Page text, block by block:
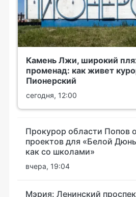
Камень Лжи, широкий
променад: как живет
Пионерский
сегодня, 12:00
Прокурор области Попов
проектов для «Белой
как со школами»
вчера, 19:04
Мэрия: Ленинский